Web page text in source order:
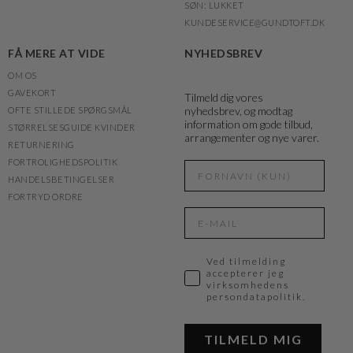
SØN: LUKKET
KUNDESERVICE@GUNDTOFT.DK
FÅ MERE AT VIDE
OM OS
GAVEKORT
OFTE STILLEDE SPØRGSMÅL
STØRRELSESGUIDE KVINDER
RETURNERING
FORTROLIGHEDSPOLITIK
HANDELSBETINGELSER
FORTRYD ORDRE
NYHEDSBREV
Tilmeld dig vores
nyhedsbrev, og modtag
information om gode tilbud,
arrangementer og nye varer.
Ved tilmelding
accepterer jeg
virksomhedens
persondatapolitik.
TILMELD MIG